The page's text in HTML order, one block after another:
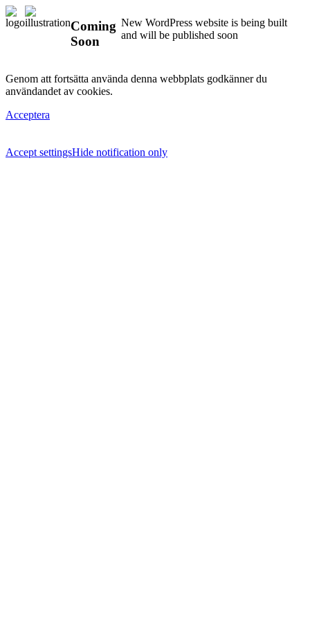
Coming
Soon
New WordPress website is being built
and will be published soon
Genom att fortsätta använda denna webbplats godkänner du
användandet av cookies.
Acceptera
Accept settingsHide notification only